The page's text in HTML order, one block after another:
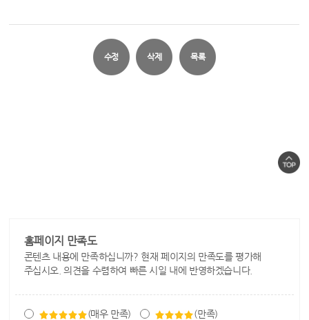
수정 삭제 목록
홈페이지 만족도
콘텐츠 내용에 만족하십니까? 현재 페이지의 만족도를 평가해
주십시오. 의견을 수렴하여 빠른 시일 내에 반영하겠습니다.
(매우 만족) (만족)